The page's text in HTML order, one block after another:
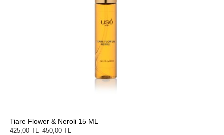
Tiare Flower & Neroli 15 ML
425,00 TL 450,00 TL